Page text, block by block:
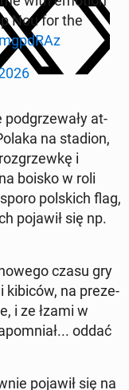
Nou for the
pod­grze­wały at­
na stadion,
i
boisko w roli
pol­s­kich flag,
pojawił się np.
czasu gry
kibiców, na preze­
i ze łzami w
oddać
pojawił się na